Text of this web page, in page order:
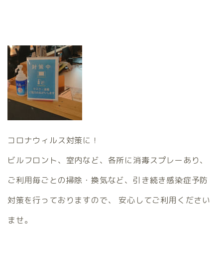
コロナウィルス対策に！
ビルフロント、室内など、各所に消毒スプレーあり、
ご利用毎ごとの掃除・換気など、引き続き感染症予防
対策を行っておりますので、 安心してご利用ください
ませ。